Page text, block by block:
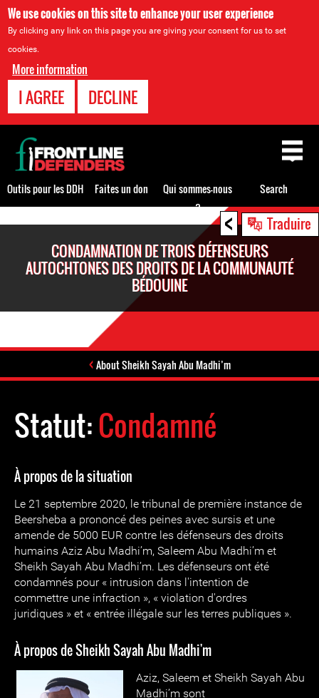
We use cookies on this site to enhance your user experience
By clicking any link on this page you are giving your consent for us to set
cookies.
More information
I AGREE DECLINE
< Traduire
CONDAMNATION DE TROIS DÉFENSEURS
AUTOCHTONES DES DROITS DE LA COMMUNAUTÉ
BÉDOUINE
About Sheikh Sayah Abu Madhi’m
Statut:Condamné
À propos de la situation
Le 21 septembre 2020, le tribunal de première instance de
Beersheba a prononcé des peines avec sursis et une
amende de 5000 EUR contre les défenseurs des droits
humains Aziz Abu Madhi’m, Saleem Abu Madhi’m et
Sheikh Sayah Abu Madhi’m. Les défenseurs ont été
condamnés pour « intrusion dans l'intention de
commettre une infraction », « violation d'ordres
juridiques » et « entrée illégale sur les terres publiques ».
À propos de Sheikh Sayah Abu Madhi'm
Aziz, Saleem et Sheikh Sayah Abu
Madhi’m sont
Back
to
top
Outils pour les DDH Faites un don
Qui sommes-nous
?
Search